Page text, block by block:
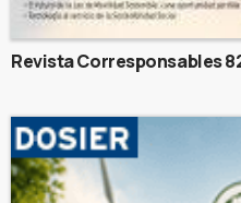
Revista Corresponsables